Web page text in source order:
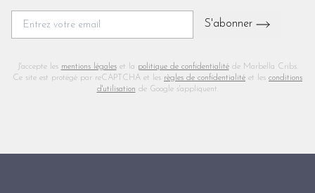
S'abonner
J'accepte les mentions légaleset la politique de confidentialitéde Marbella Cribs.
Ce site est protégé par reCAPTCHA et les règles de confidentialité et les conditions
d'utilisation de Google s'appliquent.